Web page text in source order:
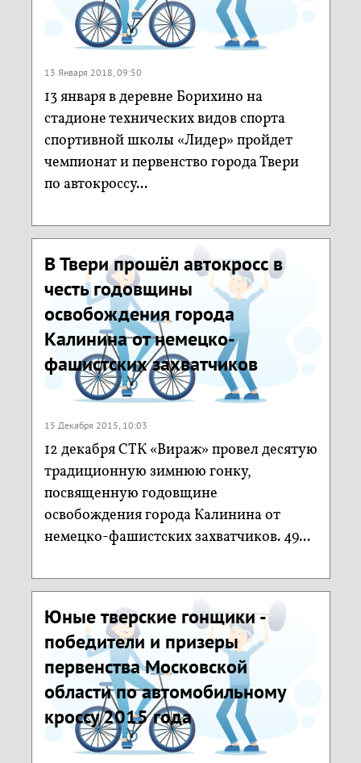
13 Января 2018, 09:50
13 января в деревне Борихино на
стадионе технических видов спорта
спортивной школы «Лидер» пройдет
чемпионат и первенство города Твери
по автокроссу...
В Твери прошёл автокросс в
честь годовщины
освобождения города
Калинина от немецко-
фашистских захватчиков
15 Декабря 2015, 10:03
12 декабря СТК «Вираж» провел десятую
традиционную зимнюю гонку,
посвященную годовщине
освобождения города Калинина от
немецко-фашистских захватчиков. 49...
Юные тверские гонщики -
победители и призеры
первенства Московской
области по автомобильному
кроссу 2015 года